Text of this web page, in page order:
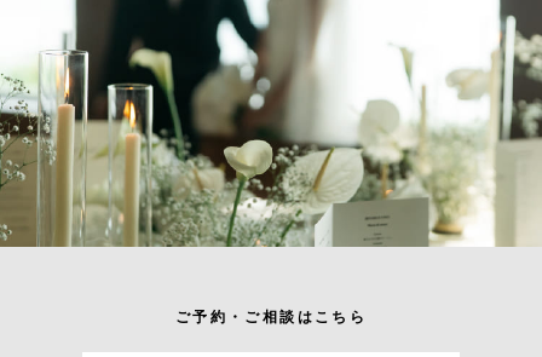
ご予約・ご相談はこちら